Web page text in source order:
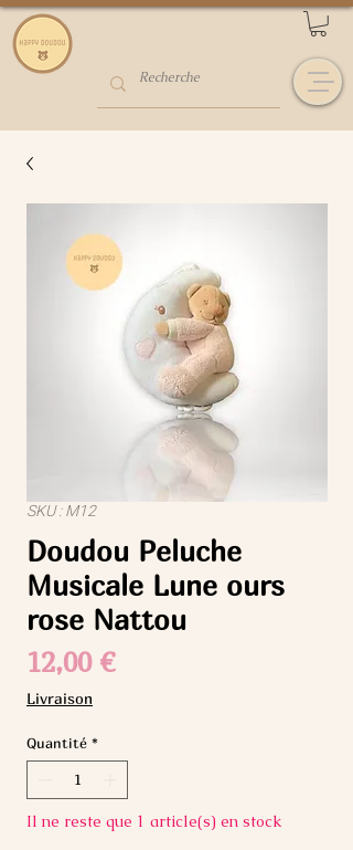
SKU : M12
Doudou Peluche
Musicale Lune ours
rose Nattou
12,00 €Prix
Livraison
Quantité *
Il ne reste que 1 article(s) en stock